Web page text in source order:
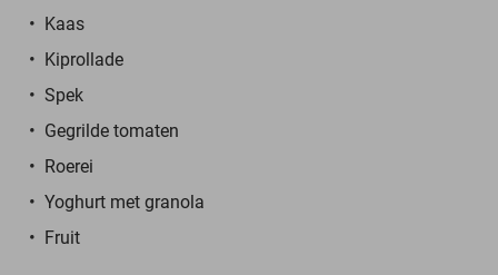
Kaas
Kiprollade
Spek
Gegrilde tomaten
Roerei
Yoghurt met granola
Fruit